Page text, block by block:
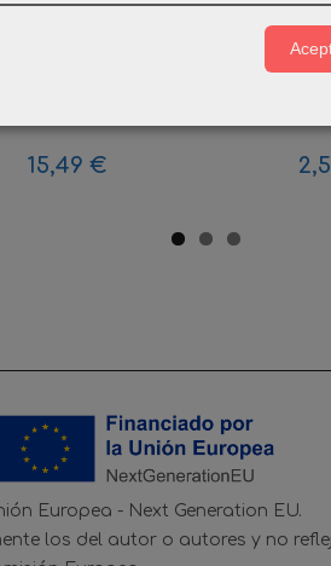
15,49 €
Europea - Next Generation EU.
los del autor o autores y no